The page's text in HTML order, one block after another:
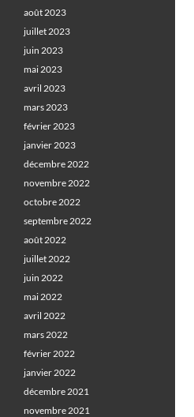
août 2023
juillet 2023
juin 2023
mai 2023
avril 2023
mars 2023
février 2023
janvier 2023
décembre 2022
novembre 2022
octobre 2022
septembre 2022
août 2022
juillet 2022
juin 2022
mai 2022
avril 2022
mars 2022
février 2022
janvier 2022
décembre 2021
novembre 2021